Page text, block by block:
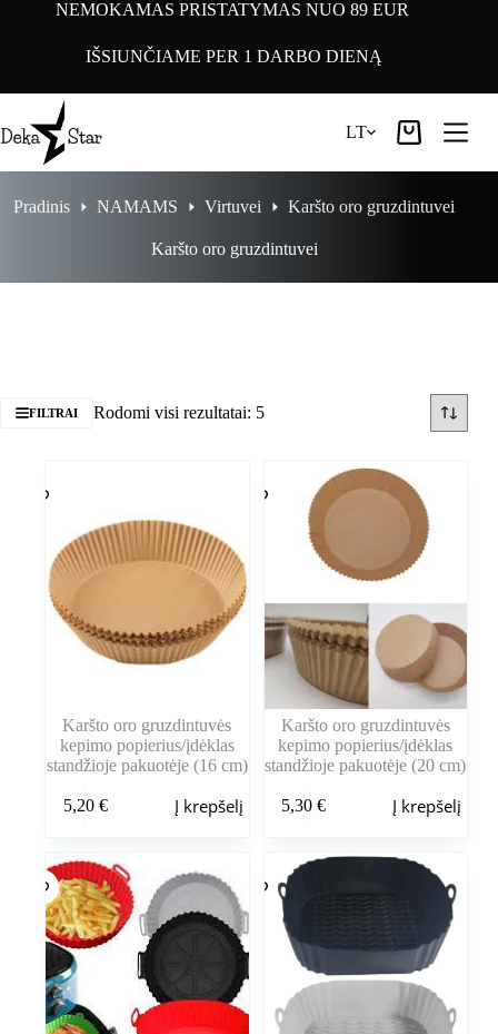
NEMOKAMAS PRISTATYMAS NUO 89 EUR
IŠSIUNČIAME PER 1 DARBO DIENĄ
LT
Pirkinių
Pradinis NAMAMS Virtuvei Karšto oro gruzdintuvei
Karšto oro gruzdintuvei
FILTRAI Rodomi visi rezultatai: 5
Karšto oro gruzdintuvės
kepimo popierius/įdėklas
standžioje pakuotėje (16 cm)
5,20 € Į krepšelį
Karšto oro gruzdintuvės
kepimo popierius/įdėklas
standžioje pakuotėje (20 cm)
5,30€ Į krepšelį